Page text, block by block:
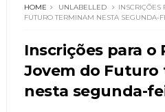
HOME UNLABELLED
FUTURO TERMINAM NESTA SEGUNDA-
Inscrições para o
Jovem do
nesta segunda-